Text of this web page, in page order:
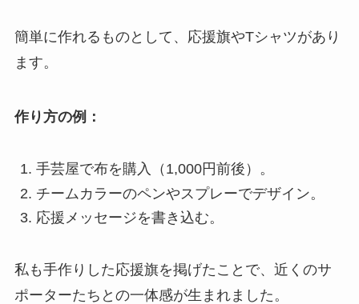
簡単に作れるものとして、応援旗やTシャツがあり
ます。
作り方の例：
手芸屋で布を購入（1,000円前後）。
チームカラーのペンやスプレーでデザイン。
応援メッセージを書き込む。
私も手作りした応援旗を掲げたことで、近くのサ
ポーターたちとの一体感が生まれました。